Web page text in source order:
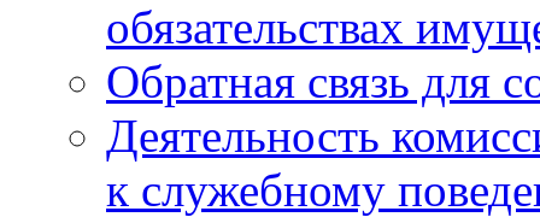
обязательствах
Обратная связь для
Деятельность
к служебному